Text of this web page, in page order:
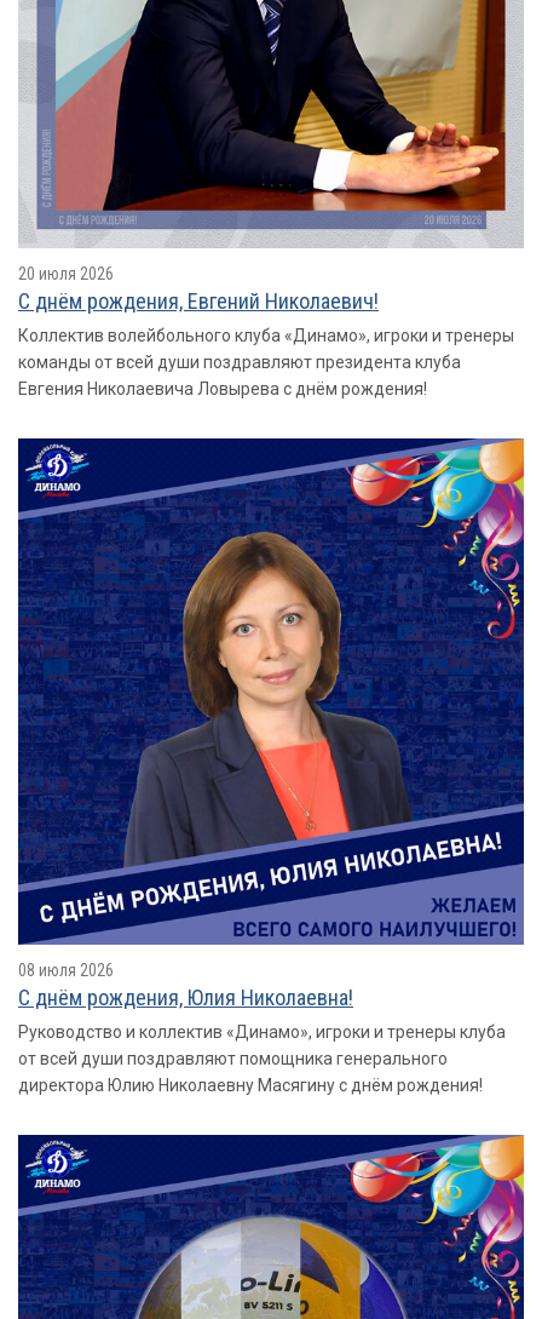
20 июля 2026
С днём рождения, Евгений Николаевич!
Коллектив волейбольного клуба «Динамо», игроки и тренеры
команды от всей души поздравляют президента клуба
Евгения Николаевича Ловырева с днём рождения!
08 июля 2026
С днём рождения, Юлия Николаевна!
Руководство и коллектив «Динамо», игроки и тренеры клуба
от всей души поздравляют помощника генерального
директора Юлию Николаевну Масягину с днём рождения!